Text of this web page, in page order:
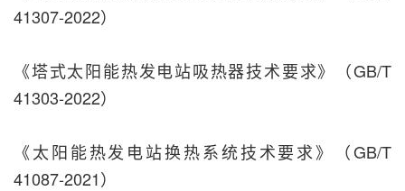
41307-2022）
《塔式太阳能热发电站吸热器技术要求》（GB/T
41303-2022）
《太阳能热发电站换热系统技术要求》（GB/T
41087-2021）